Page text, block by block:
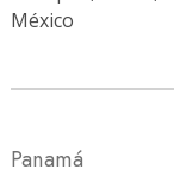
México
Panamá